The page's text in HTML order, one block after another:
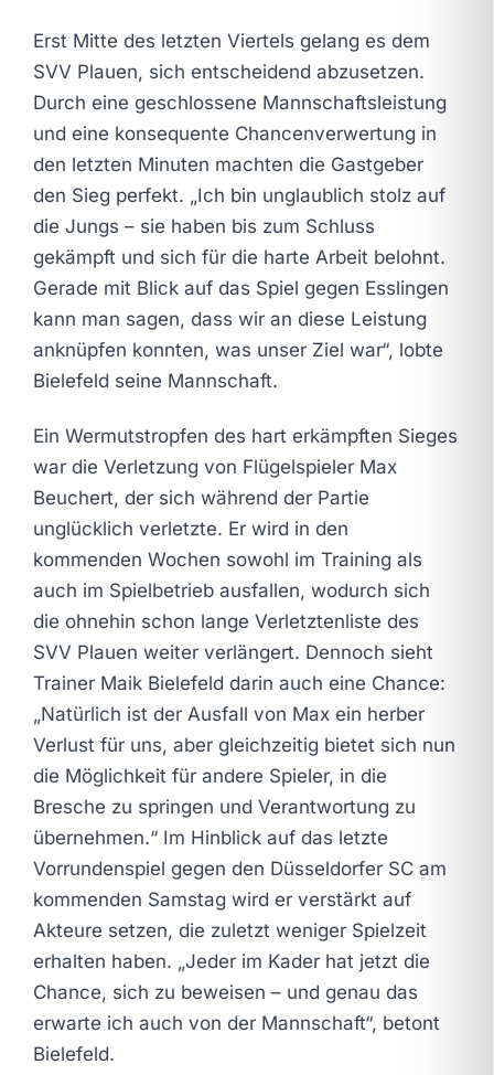
Erst Mitte des letzten Viertels gelang es dem
SVV Plauen, sich entscheidend abzusetzen.
Durch eine geschlossene Mannschaftsleistung
und eine konsequente Chancenverwertung in
den letzten Minuten machten die Gastgeber
den Sieg perfekt. „Ich bin unglaublich stolz auf
die Jungs – sie haben bis zum Schluss
gekämpft und sich für die harte Arbeit belohnt.
Gerade mit Blick auf das Spiel gegen Esslingen
kann man sagen, dass wir an diese Leistung
anknüpfen konnten, was unser Ziel war“, lobte
Bielefeld seine Mannschaft.
Ein Wermutstropfen des hart erkämpften Sieges
war die Verletzung von Flügelspieler Max
Beuchert, der sich während der Partie
unglücklich verletzte. Er wird in den
kommenden Wochen sowohl im Training als
auch im Spielbetrieb ausfallen, wodurch sich
die ohnehin schon lange Verletztenliste des
SVV Plauen weiter verlängert. Dennoch sieht
Trainer Maik Bielefeld darin auch eine Chance:
„Natürlich ist der Ausfall von Max ein herber
Verlust für uns, aber gleichzeitig bietet sich nun
die Möglichkeit für andere Spieler, in die
Bresche zu springen und Verantwortung zu
übernehmen.“ Im Hinblick auf das letzte
Vorrundenspiel gegen den Düsseldorfer SC am
kommenden Samstag wird er verstärkt auf
Akteure setzen, die zuletzt weniger Spielzeit
erhalten haben. „Jeder im Kader hat jetzt die
Chance, sich zu beweisen – und genau das
erwarte ich auch von der Mannschaft“, betont
Bielefeld.